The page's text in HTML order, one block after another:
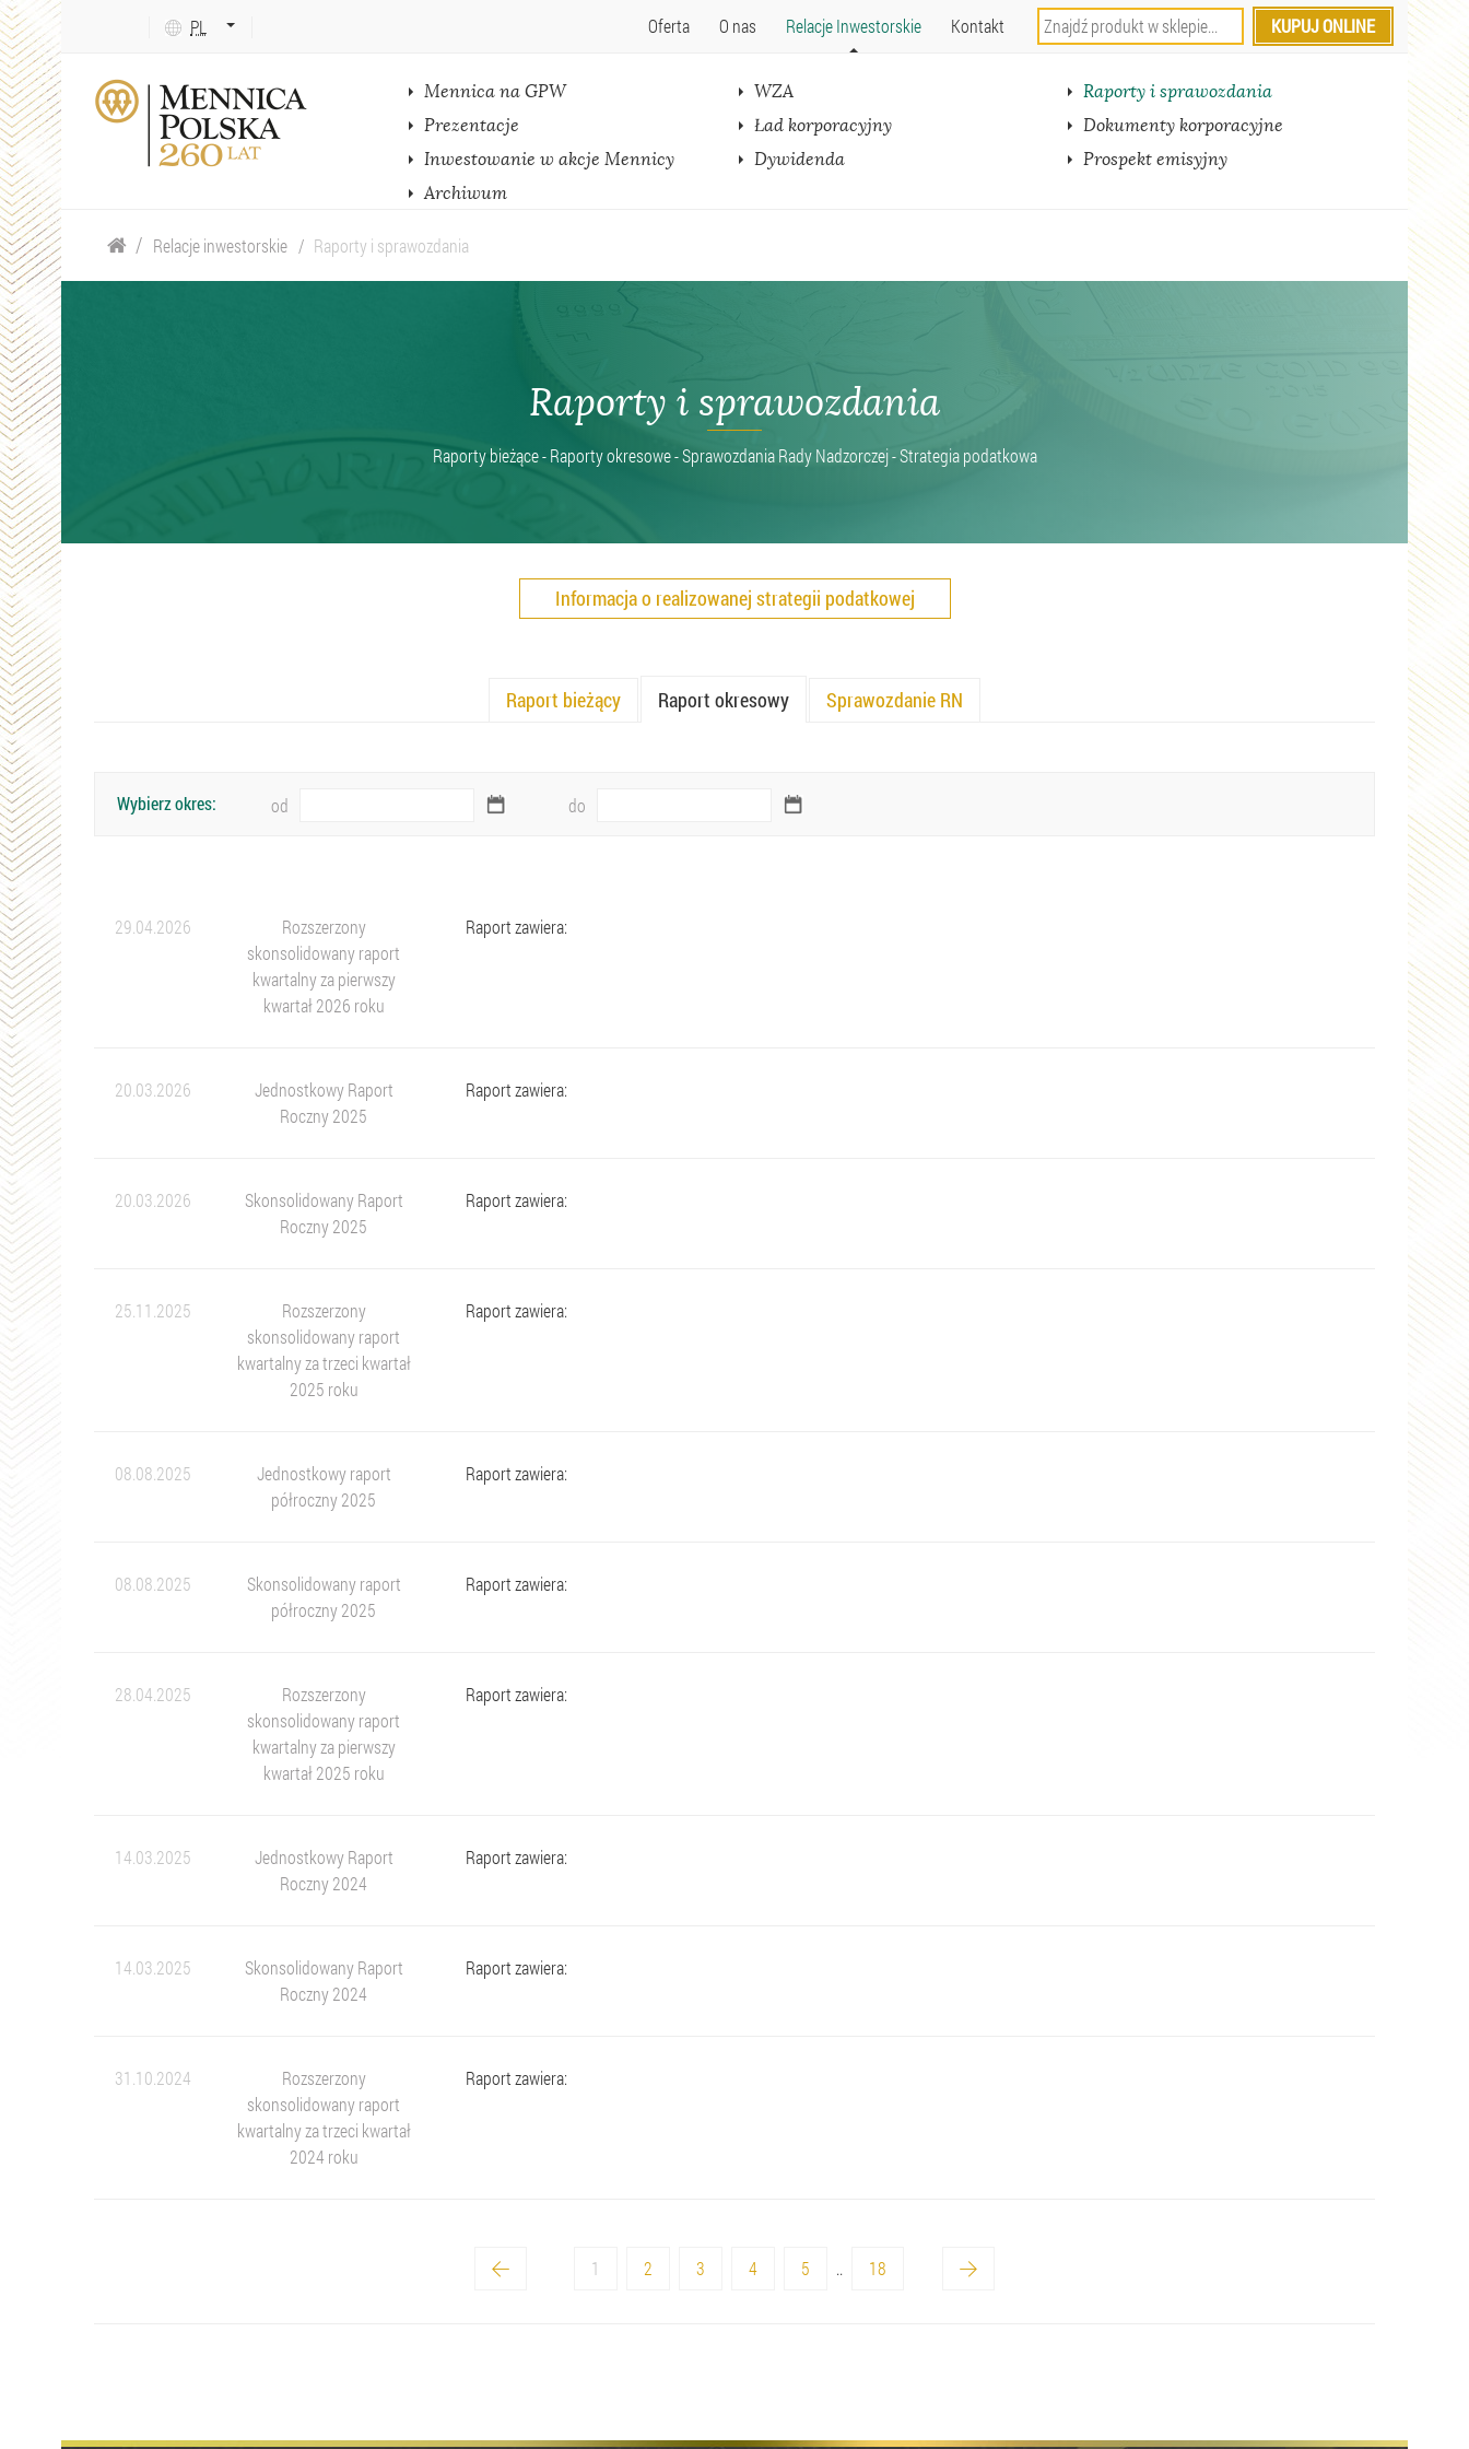
tekstu:PL Oferta O nas Relacje Inwestorskie
Mennica na GPW WZA
Raporty i sprawozdania
Prezentacje
Ład korporacyjny
Dokumenty korporacyjne
Inwestowanie w akcje Mennicy
Dywidenda
Prospekt emisyjny
Archiwum
Kontakt
Relacje inwestorskie Raporty i sprawozdania
Raporty i sprawozdania
Raporty bieżące - Raporty okresowe - Sprawozdania Rady Nadzorczej - Strategia podatkowa
Informacja o realizowanej strategii podatkowej
Raport bieżący Raport okresowy Sprawozdanie RN
Wybierz okres: od do
29.04.2026
Rozszerzony
skonsolidowany raport
kwartalny za pierwszy
kwartał 2026 roku
Raport zawiera:
20.03.2026
Jednostkowy Raport
Roczny 2025
Raport zawiera:
20.03.2026
Skonsolidowany Raport
Roczny 2025
Raport zawiera:
25.11.2025
Rozszerzony
skonsolidowany raport
kwartalny za trzeci kwartał
2025 roku
Raport zawiera:
08.08.2025
Jednostkowy raport
półroczny 2025
Raport zawiera:
08.08.2025
Skonsolidowany raport
półroczny 2025
Raport zawiera:
28.04.2025
Rozszerzony
skonsolidowany raport
kwartalny za pierwszy
kwartał 2025 roku
Raport zawiera:
14.03.2025
Jednostkowy Raport
Roczny 2024
Raport zawiera:
14.03.2025
Skonsolidowany Raport
Roczny 2024
Raport zawiera:
31.10.2024
Rozszerzony
skonsolidowany raport
kwartalny za trzeci kwartał
2024 roku
Raport zawiera:
1 2 3 4 5 .. 18